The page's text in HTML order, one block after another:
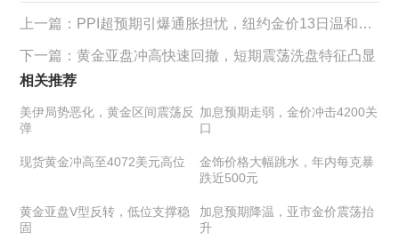
上一篇： PPI超预期引爆通胀担忧，纽约金价13日温和承压走低
下一篇：黄金亚盘冲高快速回撤，短期震荡洗盘特征凸显
相关推荐
美伊局势恶化，黄金区间震荡反
弹
加息预期走弱，金价冲击4200关
口
现货黄金冲高至4072美元高位
金饰价格大幅跳水，年内每克暴
跌近500元
黄金亚盘V型反转，低位支撑稳
固
加息预期降温，亚市金价震荡抬
升